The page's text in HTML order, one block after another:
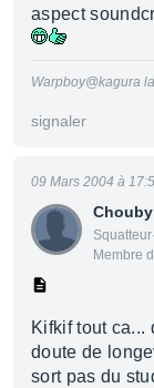
aspect
Warpboy@kagura
signaler
Chouby
Membre
09 Mars 2004 à
Kifkif tout ca...
doute de
sort pas du